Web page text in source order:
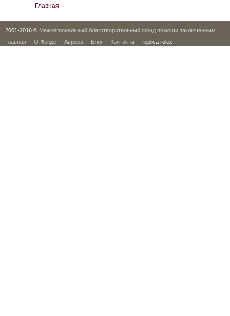
Главная
2001-2016 © Межрегиональный благотворительный фонд помощи заключенным
Главная
О Фонде Аврора Блог Контакты replica rolex